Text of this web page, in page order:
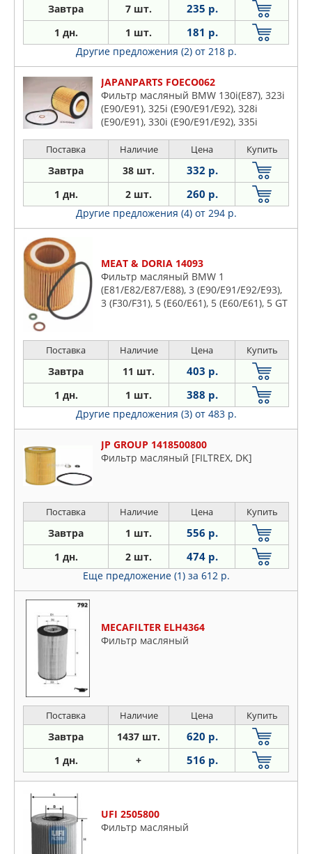
Завтра 7 шт. 235 р.
1 дн. 1 шт. 181 р.
Другие предложения (2) от 218 р.
JAPANPARTS FOECO062
Фильтр масляный BMW 130i(E87), 323i
(E90/E91), 325i (E90/E91/E92), 328i
(E90/E91), 330i (E90/E91/E92), 335i
Поставка Наличие Цена Купить
Завтра 38 шт. 332 р.
1 дн. 2 шт. 260 р.
Другие предложения (4) от 294 р.
MEAT & DORIA 14093
Фильтр масляный BMW 1
(E81/E82/E87/E88), 3 (E90/E91/E92/E93),
3 (F30/F31), 5 (E60/E61), 5 (E60/E61), 5 GT
(E70), X6 (E71), Z4 (E85/E86), Z4 (E89)
Поставка Наличие Цена Купить
Завтра 11 шт. 403 р.
1 дн. 1 шт. 388 р.
Другие предложения (3) от 483 р.
JP GROUP 1418500800
Фильтр масляный [FILTREX, DK]
Поставка Наличие Цена Купить
Завтра 1 шт. 556 р.
1 дн. 2 шт. 474 р.
Еще предложение (1) за 612 р.
MECAFILTER ELH4364
Фильтр масляный
Поставка Наличие Цена Купить
Завтра 1437 шт. 620 р.
1 дн. + 516 р.
UFI 2505800
Фильтр масляный